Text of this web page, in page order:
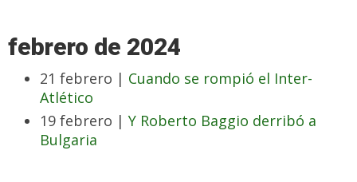
febrero de 2024
21 febrero | Cuando se rompió el Inter-
Atlético
19 febrero | Y Roberto Baggio derribó a
Bulgaria